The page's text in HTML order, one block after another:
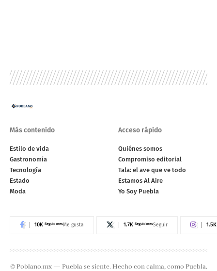
Más contenido
Estilo de vida
Gastronomía
Tecnología
Estado
Moda
Acceso rápido
Quiénes somos
Compromiso editorial
Tala: el ave que ve todo
Estamos Al Aire
Yo Soy Puebla
10K SeguidoresMe gusta 1.7K SeguidoresSeguir 1.5K
© Poblano.mx — Puebla se siente. Hecho con calma, como Puebla.